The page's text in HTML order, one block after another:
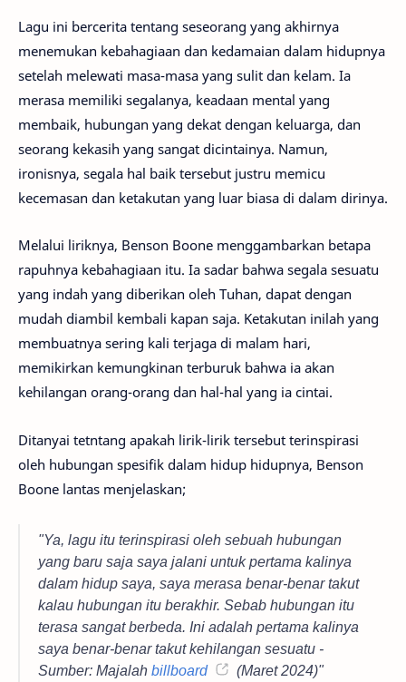
Lagu ini bercerita tentang seseorang yang akhirnya
menemukan kebahagiaan dan kedamaian dalam hidupnya
setelah melewati masa-masa yang sulit dan kelam. Ia
merasa memiliki segalanya, keadaan mental yang
membaik, hubungan yang dekat dengan keluarga, dan
seorang kekasih yang sangat dicintainya. Namun,
ironisnya, segala hal baik tersebut justru memicu
kecemasan dan ketakutan yang luar biasa di dalam dirinya.
Melalui liriknya, Benson Boone menggambarkan betapa
rapuhnya kebahagiaan itu. Ia sadar bahwa segala sesuatu
yang indah yang diberikan oleh Tuhan, dapat dengan
mudah diambil kembali kapan saja. Ketakutan inilah yang
membuatnya sering kali terjaga di malam hari,
memikirkan kemungkinan terburuk bahwa ia akan
kehilangan orang-orang dan hal-hal yang ia cintai.
Ditanyai tetntang apakah lirik-lirik tersebut terinspirasi
oleh hubungan spesifik dalam hidup hidupnya, Benson
Boone lantas menjelaskan;
"Ya, lagu itu terinspirasi oleh sebuah hubungan
yang baru saja saya jalani untuk pertama kalinya
dalam hidup saya, saya merasa benar-benar takut
kalau hubungan itu berakhir. Sebab hubungan itu
terasa sangat berbeda. Ini adalah pertama kalinya
saya benar-benar takut kehilangan sesuatu -
Sumber: Majalahbillboard (Maret 2024)"